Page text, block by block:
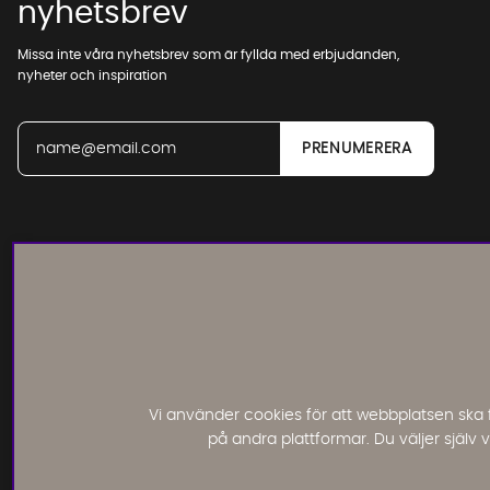
Vi använder cookies för att webbplatsen
på andra plattformar. Du väljer själv
nyhetsbrev
Missa inte våra nyhetsbrev som är fyllda med erbjudanden,
nyheter och inspiration